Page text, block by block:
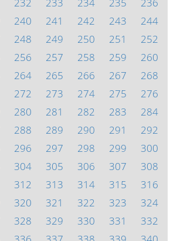
240 241 242 243
244
248 249 250 251
252
256 257 258 259
260
264 265 266 267
268
272 273 274 275
276
280 281 282 283
284
288 289 290 291
292
296 297 298 299
300
304 305 306 307
308
312 313 314 315
316
320 321 322 323
324
328 329 330 331
332